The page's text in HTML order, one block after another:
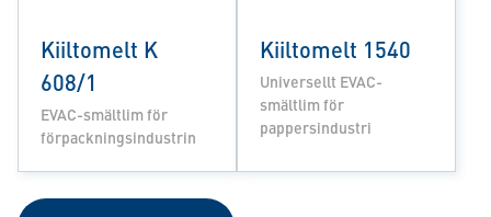
Kiiltomelt K
608/1
EVAC-smältlim för
förpackningsindustrin
Kiiltomelt 1540
Universellt EVAC-
smältlim för
pappersindustri